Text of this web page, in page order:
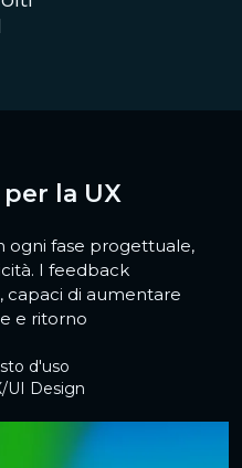
la UX
ogni fase progettuale,
I feedback
capaci di aumentare
e ritorno
d'uso
UI Design